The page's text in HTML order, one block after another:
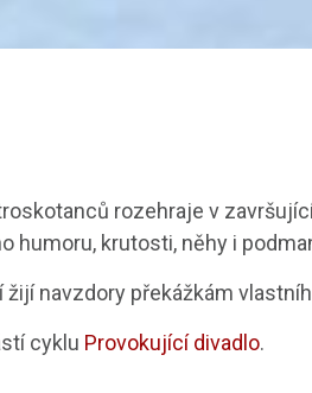
rozehraje v
humoru, krutosti, něhy i
žijí navzdory překážkám
cyklu Provokující divadlo.